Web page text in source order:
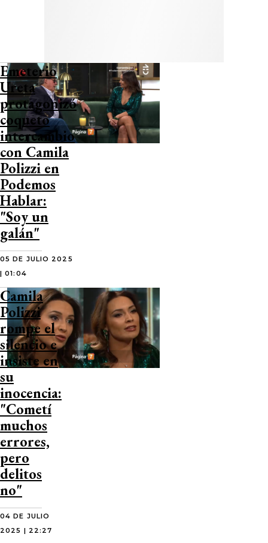
Emeterio
Ureta
protagonizó
coqueto
intercambio
con Camila
Polizzi en
Podemos
Hablar:
"Soy un
galán"
05 DE JULIO 2025
| 01:04
Camila
Polizzi
rompe el
silencio e
insiste en
su
inocencia:
"Cometí
muchos
errores,
pero
delitos
no"
04 DE JULIO
2025 | 22:27